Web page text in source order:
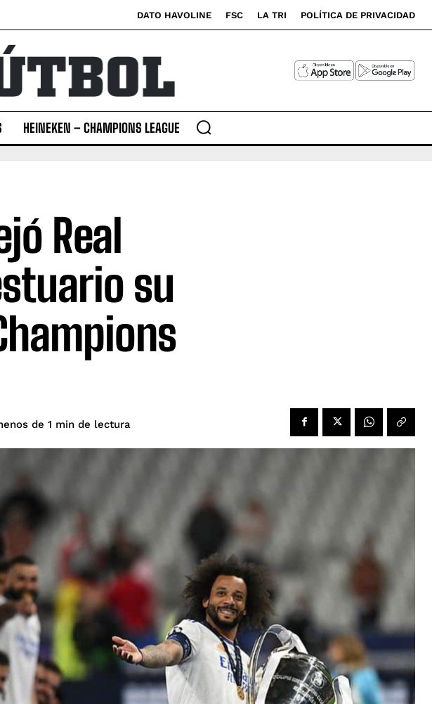
DATO HAVOLINE FSC LA TRI POLÍTICA DE PRIVACIDAD
HEINEKEN – CHAMPIONS LEAGUE
Real
su
de 1 min de lectura